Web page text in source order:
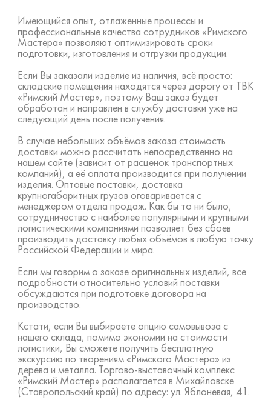
Имеющийся опыт, отлаженные процессы и
профессиональные качества сотрудников «Римского
Мастера» позволяют оптимизировать сроки
подготовки, изготовления и отгрузки продукции.
Если Вы заказали изделие из наличия, всё просто:
складские помещения находятся через дорогу от ТВК
«Римский Мастер», поэтому Ваш заказ будет
обработан и направлен в службу доставки уже на
следующий день после получения.
В случае небольших объёмов заказа стоимость
доставки можно рассчитать непосредственно на
нашем сайте (зависит от расценок транспортных
компаний), а её оплата производится при получении
изделия. Оптовые поставки, доставка
крупногабаритных грузов оговаривается с
менеджером отдела продаж. Как бы то ни было,
сотрудничество с наиболее популярными и крупными
логистическими компаниями позволяет без сбоев
производить доставку любых объёмов в любую точку
Российской Федерации и мира.
Если мы говорим о заказе оригинальных изделий, все
подробности относительно условий поставки
обсуждаются при подготовке договора на
производство.
Кстати, если Вы выбираете опцию самовывоза с
нашего склада, помимо экономии на стоимости
логистики, Вы сможете получить бесплатную
экскурсию по творениям «Римского Мастера» из
дерева и металла. Торгово-выставочный комплекс
«Римский Мастер» располагается в Михайловске
(Ставропольский край) по адресу: ул. Яблоневая, 41.